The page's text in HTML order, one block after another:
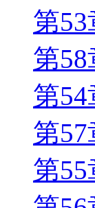
第
第
第54
第
第